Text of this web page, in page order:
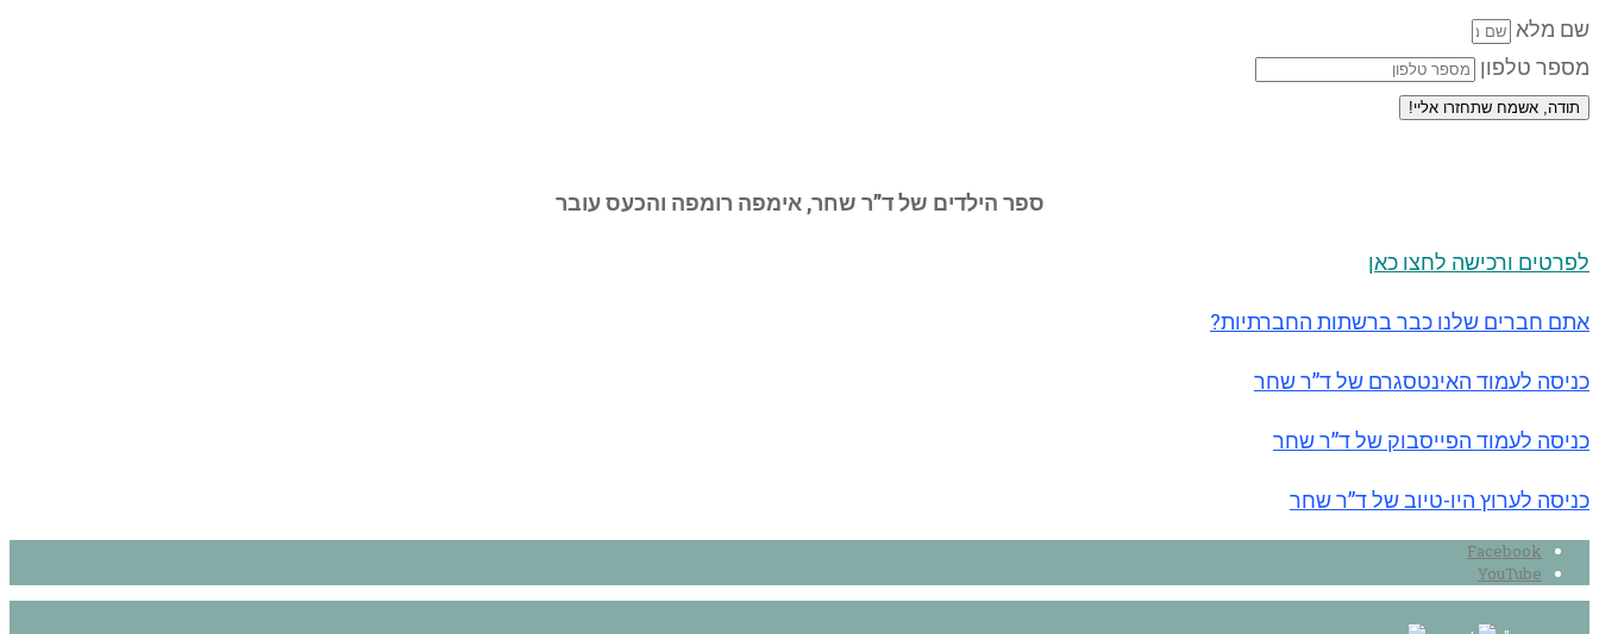
שם מלא
מספר טלפון
תודה, אשמח שתחזרו אליי!
ספר הילדים של ד”ר שחר, אימפה רומפה והכעס עובר
לפרטים ורכישה לחצו כאן
אתם חברים שלנו כבר ברשתות החברתיות?
כניסה לעמוד האינטסגרם של ד”ר שחר
כניסה לעמוד הפייסבוק של ד”ר שחר
כניסה לערוץ היו-טיוב של ד”ר שחר
Facebook
YouTube